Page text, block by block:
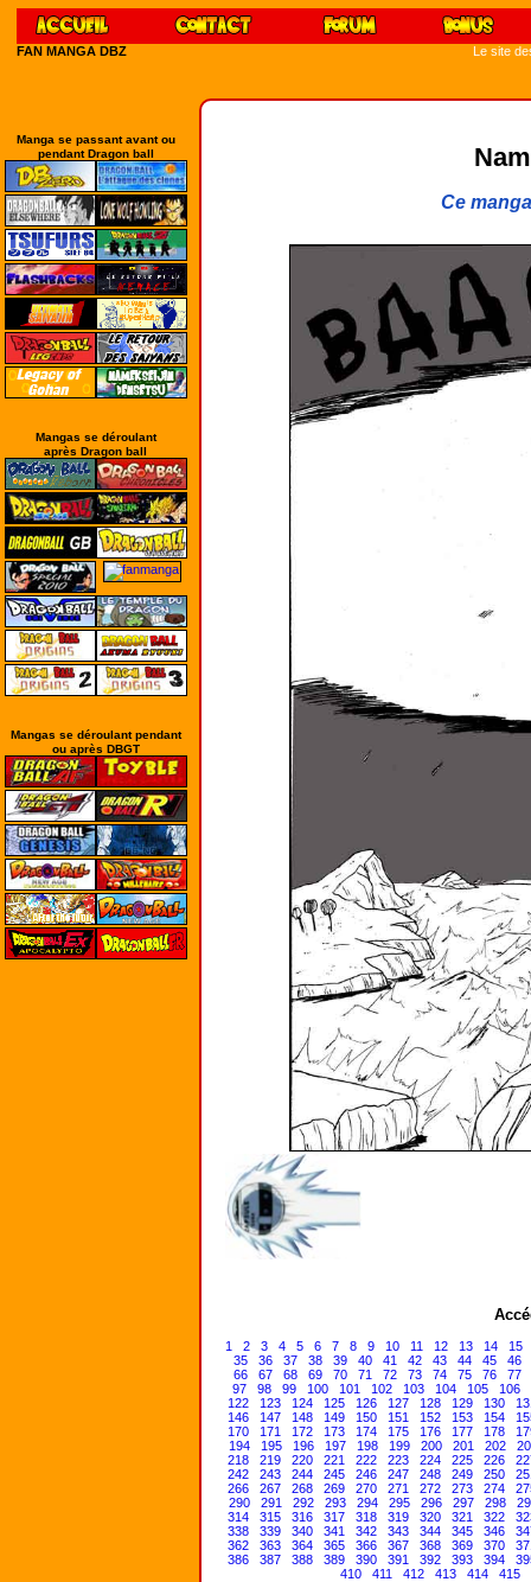
FAN MANGA DBZ Le site
Manga se passant avant ou
pendant Dragon ball
Mangas se déroulant
après Dragon ball
Mangas se déroulant pendant
ou après DBGT
Ce
1 2 3 4 5 6 7 8 9 10 11 12 13 14
15
35
36 37 38 39 40 41 42 43 44 45
46
66
67 68 69 70 71 72 73 74 75 76
77
97
98 99 100 101 102 103 104 105
106
122
123 124 125 126 127 128 129 130
146
147 148 149 150 151 152 153 154
170
171 172 173 174 175 176 177 178
194
195 196 197 198 199 200 201 202
218
219 220 221 222 223 224 225 226
242
243 244 245 246 247 248 249 250
266
267 268 269 270 271 272 273 274
290
291 292 293 294 295 296 297 298
314
315 316 317 318 319 320 321 322
338
339 340 341 342 343 344 345 346
362
363 364 365 366 367 368 369 370
386
387 388 389 390 391 392 393 394
410
411 412 413 414 415